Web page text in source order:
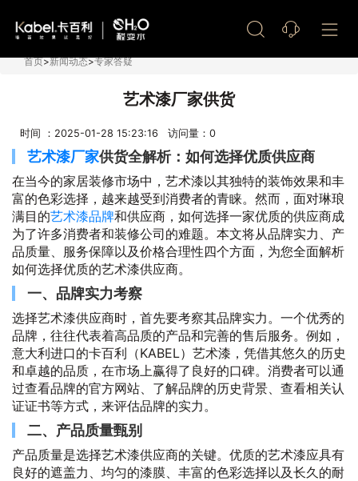
首页>新闻动态>专家答疑
艺术漆厂家供货
时间 ：2025-01-28 15:23:16 访问量： 0
艺术漆厂家供货全解析：如何选择优质供应商
在当今的家居装修市场中，艺术漆以其独特的装饰效果和丰
富的色彩选择，越来越受到消费者的青睐。然而，面对琳琅
满目的艺术漆品牌和供应商，如何选择一家优质的供应商成
为了许多消费者和装修公司的难题。本文将从品牌实力、产
品质量、服务保障以及价格合理性四个方面，为您全面解析
如何选择优质的艺术漆供应商。
一、品牌实力考察
选择艺术漆供应商时，首先要考察其品牌实力。一个优秀的
品牌，往往代表着高品质的产品和完善的售后服务。例如，
意大利进口的卡百利（KABEL）艺术漆，凭借其悠久的历史
和卓越的品质，在市场上赢得了良好的口碑。消费者可以通
过查看品牌的官方网站、了解品牌的历史背景、查看相关认
证证书等方式，来评估品牌的实力。
二、产品质量甄别
产品质量是选择艺术漆供应商的关键。优质的艺术漆应具有
良好的遮盖力、均匀的漆膜、丰富的色彩选择以及长久的耐